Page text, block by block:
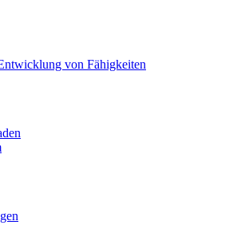
starten
von Multiplayer-Spielen
von Fähigkeiten